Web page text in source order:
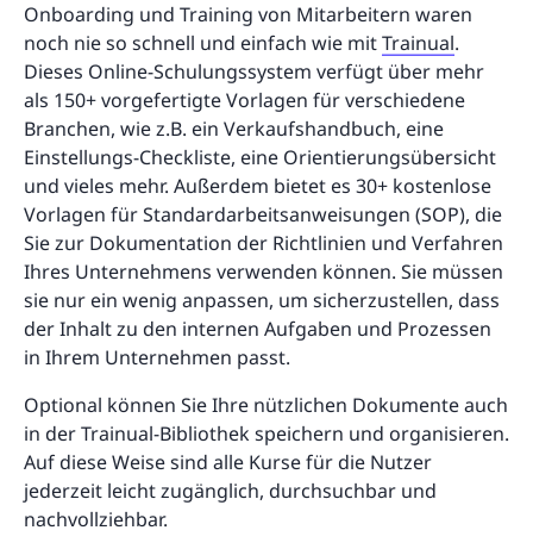
Onboarding und Training von Mitarbeitern waren
noch nie so schnell und einfach wie mitTrainual.
Dieses Online-Schulungssystem verfügt über mehr
als 150+ vorgefertigte Vorlagen für verschiedene
Branchen, wie z.B. ein Verkaufshandbuch, eine
Einstellungs-Checkliste, eine Orientierungsübersicht
und vieles mehr. Außerdem bietet es 30+ kostenlose
Vorlagen für Standardarbeitsanweisungen (SOP), die
Sie zur Dokumentation der Richtlinien und Verfahren
Ihres Unternehmens verwenden können. Sie müssen
sie nur ein wenig anpassen, um sicherzustellen, dass
der Inhalt zu den internen Aufgaben und Prozessen
in Ihrem Unternehmen passt.
Optional können Sie Ihre nützlichen Dokumente auch
in der Trainual-Bibliothek speichern und organisieren.
Auf diese Weise sind alle Kurse für die Nutzer
jederzeit leicht zugänglich, durchsuchbar und
nachvollziehbar.